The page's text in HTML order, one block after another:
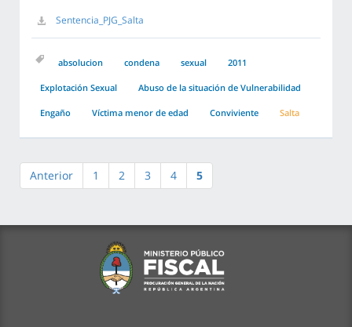
Sentencia_PJG_Salta
absolucion condena sexual 2011
Explotación Sexual Abuso de la situación de Vulnerabilidad
Engaño Víctima menor de edad Conviviente Salta
Anterior 1 2 3 4 5